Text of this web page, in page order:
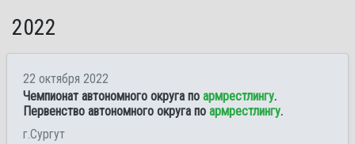
2022
22 октября 2022
Чемпионат автономного округа по армрестлингу.
Первенство автономного округа по армрестлингу.
г.Сургут